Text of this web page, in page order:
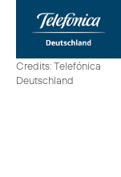
Credits: Telefónica
Deutschland